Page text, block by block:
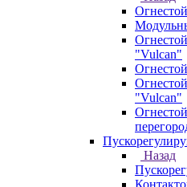
"Vulcan"
"Vulcan"
Назад